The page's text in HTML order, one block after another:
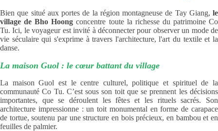
Bien que situé aux portes de la région montagneuse de Tay Giang, le
village de Bho Hoongconcentre toute la richesse du patrimoine Co
Tu. Ici, le voyageur est invité à déconnecter pour observer un mode de
vie séculaire qui s'exprime à travers l'architecture, l'art du textile et la
danse.
La maison Guol : le cœur battant du village
La maison Guol est le centre culturel, politique et spirituel de la
communauté Co Tu. C’est sous son toit que se prennent les décisions
importantes, que se déroulent les fêtes et les rituels sacrés. Son
architecture impressionne : un toit monumental en forme de carapace
de tortue, soutenu par une structure en bois précieux, en bambou et en
feuilles de palmier.